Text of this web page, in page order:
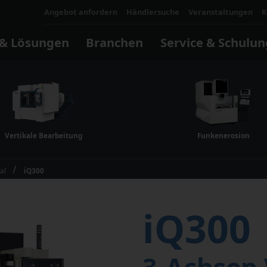
Angebot anfordern Händlersuche Veranstaltungen
Lösungen
und Systeme
Steuerungssoftware
Anwendungssoftware
Makino Digital
Branchen Service &
Vertikale Bearbeitung Funkenerosion
iQ300
iQ300